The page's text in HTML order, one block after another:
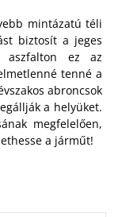
mintázatú téli
biztosít a jeges
aszfalton ez az
tenné a
abroncsok
a helyüket.
megfelelően,
a járműt!